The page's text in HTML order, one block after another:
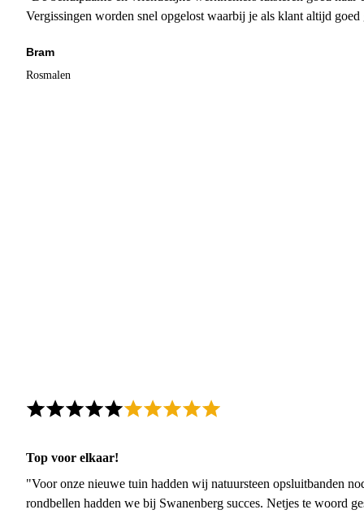
Vergissingen worden snel opgelost waarbij je als klant altijd
Bram
Rosmalen
Top voor elkaar!
"Voor onze nieuwe tuin hadden wij natuursteen opsluitbanden
rondbellen hadden we bij Swanenberg succes. Netjes te woord